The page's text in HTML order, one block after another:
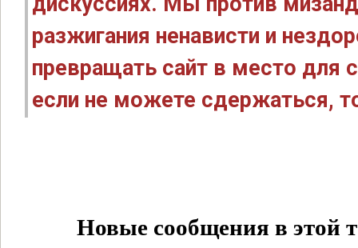
разжигания ненависти и
превращать сайт в место для
если не можете сдержаться,
Новые сообщения в этой